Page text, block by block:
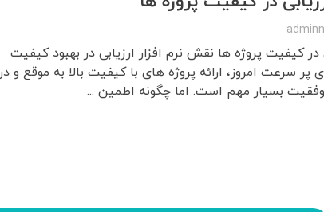
در کیفیت پروژه ها نقش نرم افزار ارزیابی در بهبود کیفیت
پر سرعت امروز، ارائه پروژه های با کیفیت بالا به موقع و در
بسیار مهم است. اما چگونه اطمین ...